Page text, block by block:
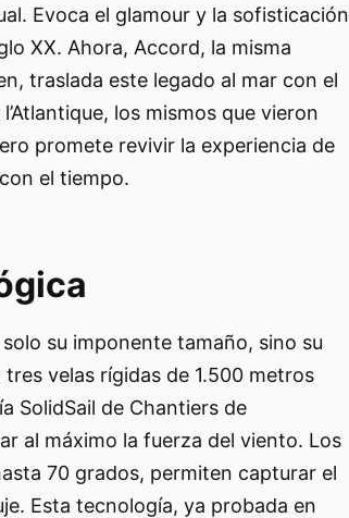
Evoca el glamour y la sofisticación
XX. Ahora, Accord, la misma
traslada este legado al mar con el
los mismos que vieron
promete revivir la experiencia de
el tiempo.
su imponente tamaño, sino su
velas rígidas de 1.500 metros
SolidSail de Chantiers de
al máximo la fuerza del viento. Los
70 grados, permiten capturar el
Esta tecnología, ya probada en